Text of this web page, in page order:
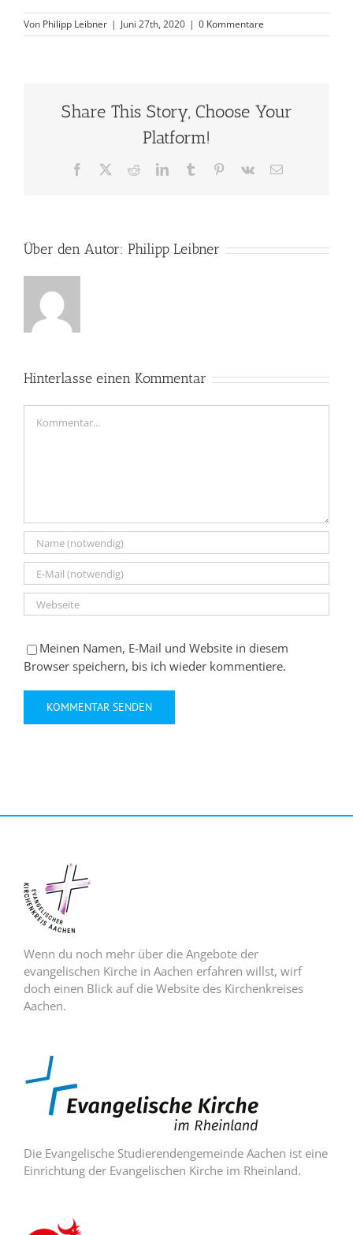
Von Philipp Leibner | Juni 27th, 2020 | 0 Kommentare
Share This Story, Choose Your
Platform!
Facebook RedditLinkedInTumblr Pinterest
Vk
E-
Über den Autor: Philipp Leibner
Hinterlasse einen Kommentar
Meinen Namen, E-Mail und Website in diesem
Browser speichern, bis ich wieder kommentiere.
Wenn du noch mehr über die Angebote der
evangelischen Kirche in Aachen erfahren willst, wirf
doch einen Blick auf die Website des Kirchenkreises
Aachen.
Die Evangelische Studierendengemeinde Aachen ist eine
Einrichtung der Evangelischen Kirche im Rheinland.